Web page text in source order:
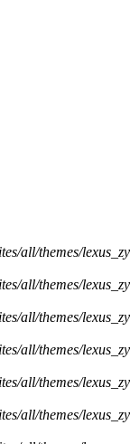
all/themes/
all/themes/
all/themes/
all/themes/
all/themes/
all/themes/